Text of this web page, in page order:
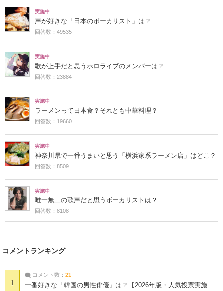
実施中
声が好きな「日本のボーカリスト」は？
回答数：49535
実施中
歌が上手だと思うホロライブのメンバーは？
回答数：23884
実施中
ラーメンって日本食？それとも中華料理？
回答数：19660
実施中
神奈川県で一番うまいと思う「横浜家系ラーメン店」はどこ？
回答数：8509
実施中
唯一無二の歌声だと思うボーカリストは？
回答数：8108
コメントランキング
1
コメント数： 21
一番好きな「韓国の男性俳優」は？【2026年版・人気投票実施